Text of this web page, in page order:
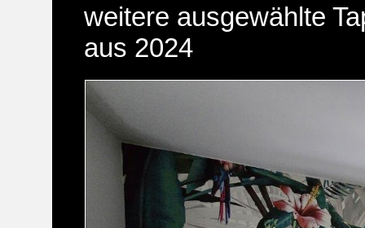
weitere ausgewählte
aus 2024